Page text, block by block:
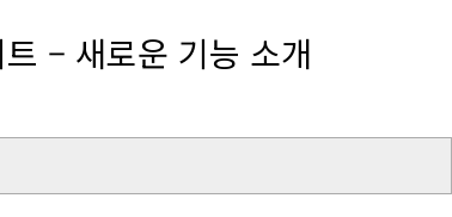
– 새로운 기능 소개